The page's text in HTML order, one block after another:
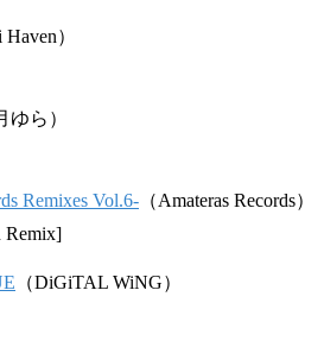
Haven）
ゆら）
Remixes Vol.6- （Amateras Records）
Remix]
（DiGiTAL WiNG）